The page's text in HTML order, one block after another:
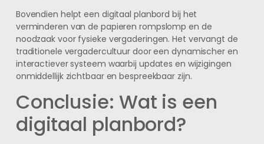
Bovendien helpt een digitaal planbord bij het
verminderen van de papieren rompslomp en de
noodzaak voor fysieke vergaderingen. Het vervangt de
traditionele vergadercultuur door een dynamischer en
interactiever systeem waarbij updates en wijzigingen
onmiddellijk zichtbaar en bespreekbaar zijn.
Conclusie: Wat is een
digitaal planbord?